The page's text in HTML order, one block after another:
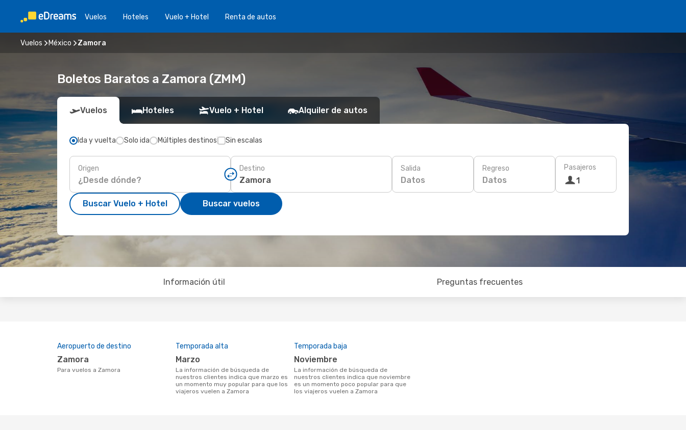
Vuelos Hoteles Vuelo + Hotel Renta de autos
Vuelos México Zamora
Boletos Baratos a Zamora (ZMM)
Vuelos Hoteles Vuelo + Hotel Alquiler de autos
Ida y vuelta Solo ida Múltiples destinos Sin escalas
Origen Destino Salida
Datos
Regreso
Datos
Pasajeros
1
Buscar Vuelo + Hotel Buscar vuelos
Información útil Preguntas frecuentes
Aeropuerto de destino
Zamora
Para vuelos a Zamora
Temporada alta
marzo
La información de búsqueda de
nuestros clientes indica que marzo es
un momento muy popular para que los
viajeros vuelen a Zamora
Temporada baja
noviembre
La información de búsqueda de
nuestros clientes indica que noviembre
es un momento poco popular para que
los viajeros vuelen a Zamora